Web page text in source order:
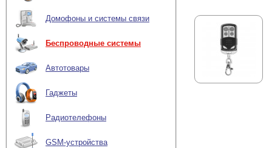
Домофоны и системы связи
Беспроводные системы
Автотовары
Гаджеты
Радиотелефоны
GSM-устройства